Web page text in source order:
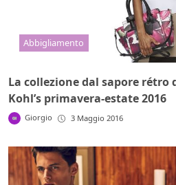
Abbigliamento
La collezione dal sapore rétro
Kohl’s primavera-estate 2016
Giorgio 3 Maggio 2016